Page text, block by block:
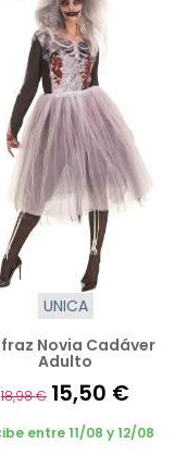
UNICA
Novia Cadáver
Adulto
18,98 € 15,50 €
entre 11/08 y 12/08